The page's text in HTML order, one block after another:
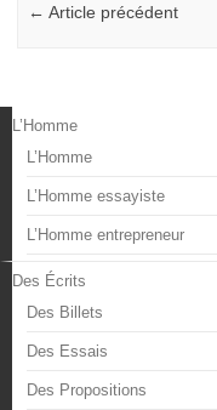
← Article précédent
L’Homme
L’Homme
L’Homme essayiste
L’Homme entrepreneur
Des Écrits
Des Billets
Des Essais
Des Propositions